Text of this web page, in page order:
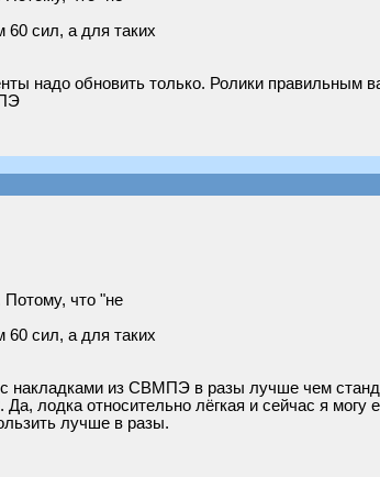
сил, а для таких
надо обновить только. Ролики правильным
Потому, что "не
сил, а для таких
накладками из СВМПЭ в разы лучше чем
лодка относительно лёгкая и сейчас я могу
лучше в разы.